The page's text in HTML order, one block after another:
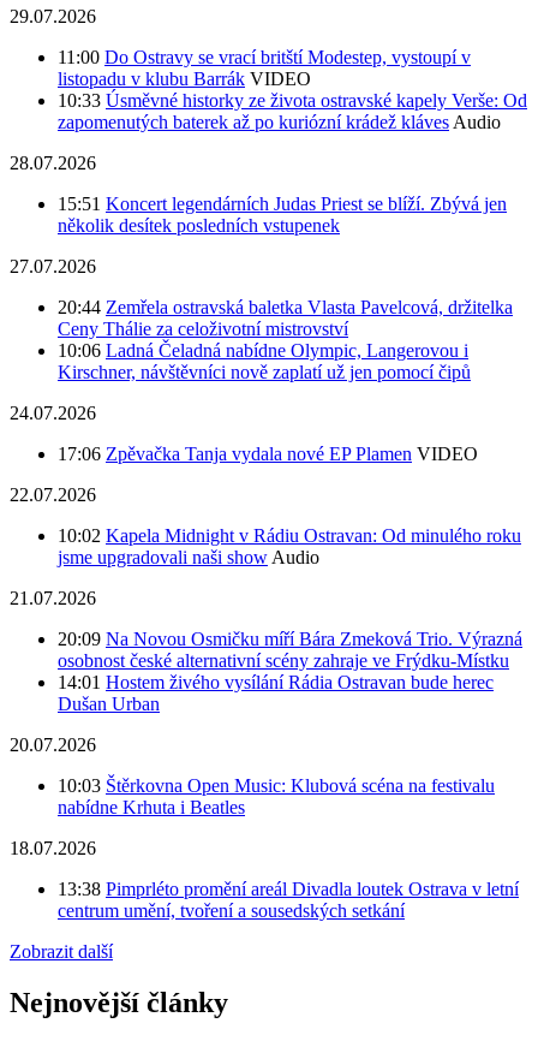
29.07.2026
11:00 Do Ostravy se vrací britští Modestep, vystoupí v
listopadu v klubu Barrák VIDEO
10:33 Úsměvné historky ze života ostravské kapely Verše: Od
zapomenutých baterek až po kuriózní krádež kláves Audio
28.07.2026
15:51 Koncert legendárních Judas Priest se blíží. Zbývá jen
několik desítek posledních vstupenek
27.07.2026
20:44 Zemřela ostravská baletka Vlasta Pavelcová, držitelka
Ceny Thálie za celoživotní mistrovství
10:06 Ladná Čeladná nabídne Olympic, Langerovou i
Kirschner, návštěvníci nově zaplatí už jen pomocí čipů
24.07.2026
17:06 Zpěvačka Tanja vydala nové EP Plamen VIDEO
22.07.2026
10:02 Kapela Midnight v Rádiu Ostravan: Od minulého roku
jsme upgradovali naši show Audio
21.07.2026
20:09 Na Novou Osmičku míří Bára Zmeková Trio. Výrazná
osobnost české alternativní scény zahraje ve Frýdku-Místku
14:01 Hostem živého vysílání Rádia Ostravan bude herec
Dušan Urban
20.07.2026
10:03 Štěrkovna Open Music: Klubová scéna na festivalu
nabídne Krhuta i Beatles
18.07.2026
13:38 Pimprléto promění areál Divadla loutek Ostrava v letní
centrum umění, tvoření a sousedských setkání
Zobrazit další
Nejnovější články